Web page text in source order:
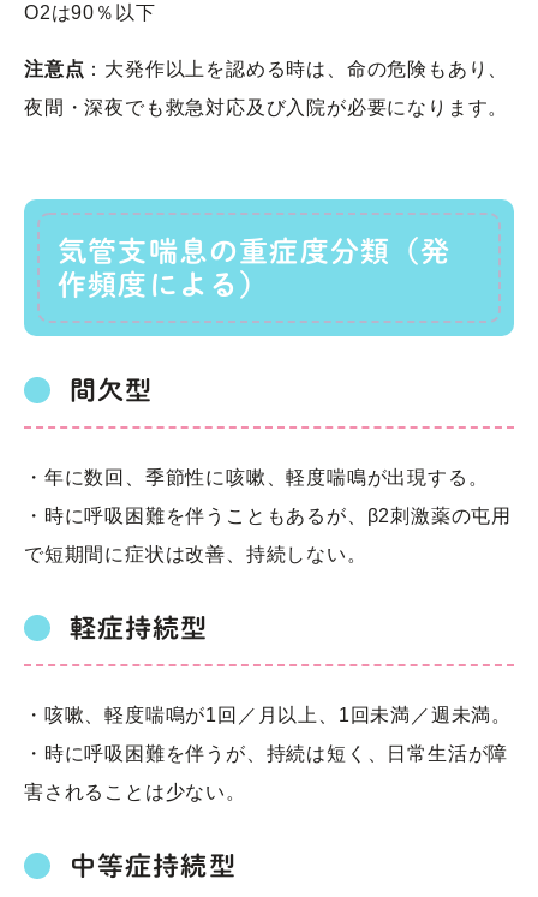
O2は90％以下
注意点 ：大発作以上を認める時は、命の危険もあり、
夜間・深夜でも救急対応及び入院が必要になります。
気管支喘息の重症度分類（発
作頻度による）
間欠型
・年に数回、季節性に咳嗽、軽度喘鳴が出現する。
・時に呼吸困難を伴うこともあるが、β2刺激薬の屯用
で短期間に症状は改善、持続しない。
軽症持続型
・咳嗽、軽度喘鳴が1回／月以上、1回未満／週未満。
・時に呼吸困難を伴うが、持続は短く、日常生活が障
害されることは少ない。
中等症持続型